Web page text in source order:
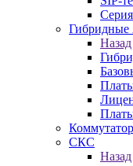
Назад
СКС
Назад